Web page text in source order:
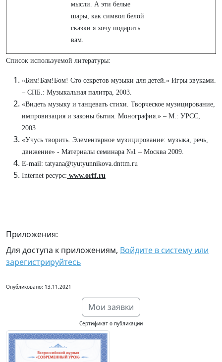
мысли. А эти белые
шары, как символ белой
сказки я хочу подарить
вам.
Список используемой литературы:
«Бим!Бам!Бом! Сто секретов музыки для детей.» Игры звуками.
– СПБ.: Музыкальная палитра, 2003.
«Видеть музыку и танцевать стихи. Творческое музицирование,
импровизация и законы бытия. Монография.» – М.: УРСС,
2003.
«Учусь творить. Элементарное музицирование: музыка, речь,
движение» - Материалы семинара №1 – Москва 2009.
E-mail: tatyana@tyutyunnikova.dnttm.ru
Internet ресурс: www.orff.ru
Приложения:
Для доступа к приложениям, Войдите в систему или
зарегистрируйтесь
Опубликовано: 13.11.2021
Мои заявки
Сертификат о публикации